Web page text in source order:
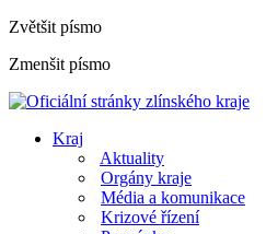
Zvětšit písmo
Zmenšit písmo
Kraj
Aktuality
Orgány kraje
Média a komunikace
Krizové řízení